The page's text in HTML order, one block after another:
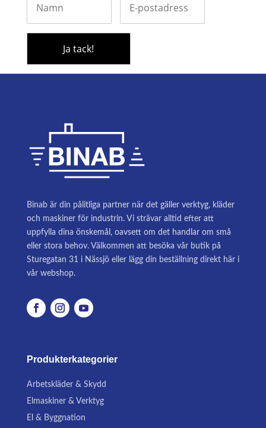
Binab är din pålitliga partner när det gäller verktyg, kläder
och maskiner för industrin. Vi strävar alltid efter att
uppfylla dina önskemål, oavsett om det handlar om små
eller stora behov. Välkommen att besöka vår butik på
Sturegatan 31 i Nässjö eller lägg din beställning direkt här i
vår webshop.
Produkterkategorier
Arbetskläder & Skydd
Elmaskiner & Verktyg
El & Byggnation